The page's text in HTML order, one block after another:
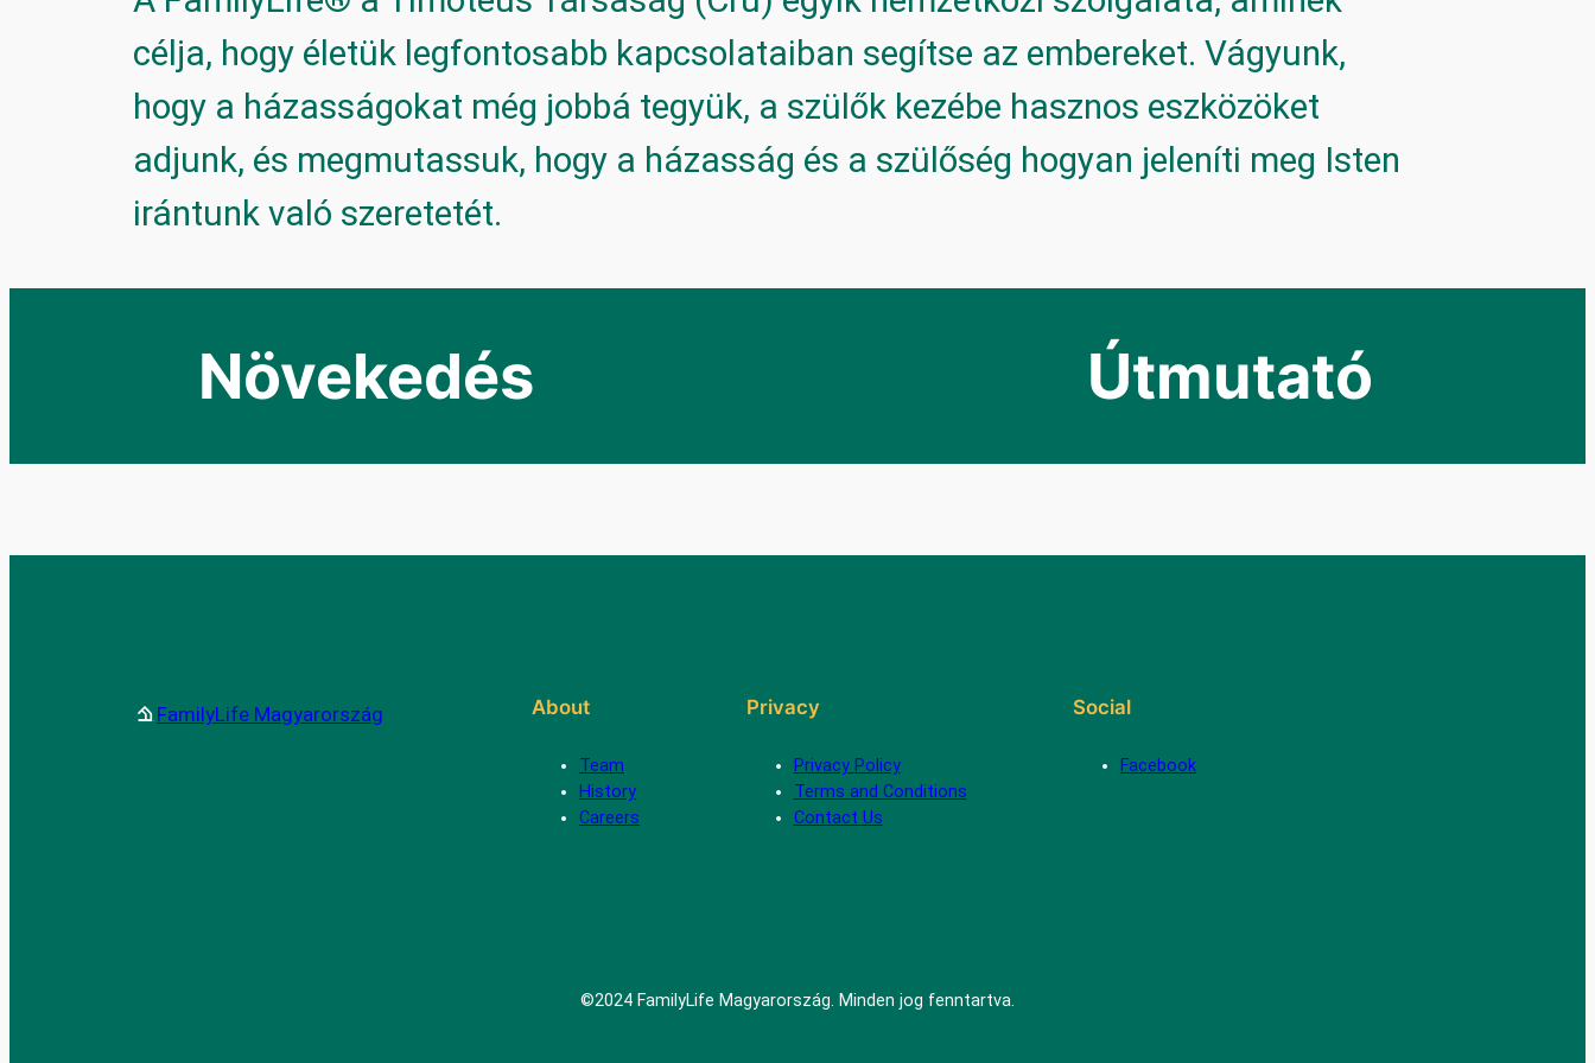
célja, hogy életük legfontosabb kapcsolataiban segítse az embereket. Vágyunk,
hogy a házasságokat még jobbá tegyük, a szülők kezébe hasznos eszközöket
adjunk, és megmutassuk, hogy a házasság és a szülőség hogyan jeleníti meg Isten
irántunk való szeretetét.
Növekedés Útmutató
FamilyLife Magyarország About
Team
History
Careers
Privacy
Privacy Policy
Terms and Conditions
Contact Us
Social
Facebook
©2024 FamilyLife Magyarország. Minden jog fenntartva.